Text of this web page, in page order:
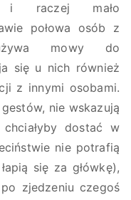
i raczej mało
połowa osób z
mowy do
się u nich również
z innymi osobami.
nie wskazują
dostać w
nie potrafią
się za główkę),
zjedzeniu czegoś